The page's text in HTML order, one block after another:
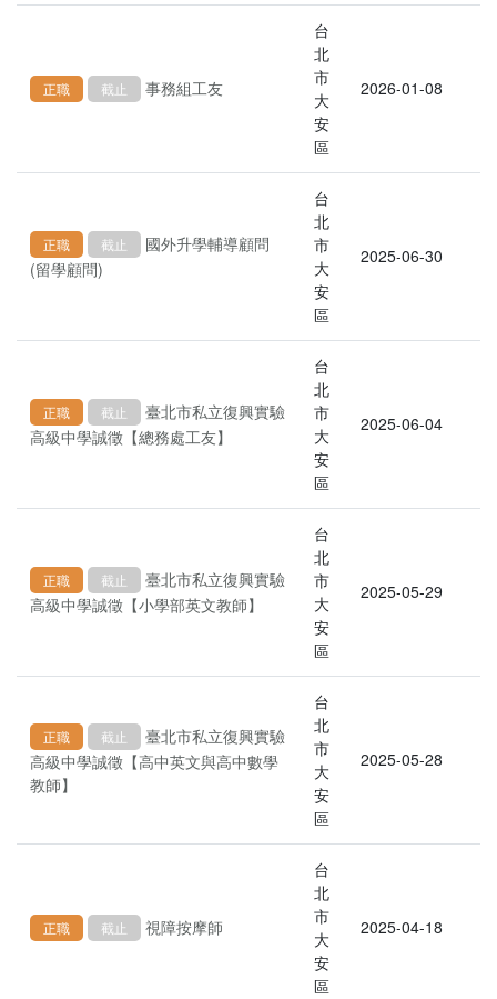
正職 截止 事務組工友
台
北
市
大
安
區
2026-01-08
正職 截止
國外升學輔導顧問
(留學顧問)
台
北
市
大
安
區
2025-06-30
正職 截止
臺北市私立復興實驗
高級中學誠徵【總務處工友】
台
北
市
大
安
區
2025-06-04
正職 截止
臺北市私立復興實驗
高級中學誠徵【小學部英文教師】
台
北
市
大
安
區
2025-05-29
正職 截止
臺北市私立復興實驗
高級中學誠徵【高中英文與高中數學
教師】
台
北
市
大
安
區
2025-05-28
正職 截止 視障按摩師
台
北
市
大
安
區
2025-04-18